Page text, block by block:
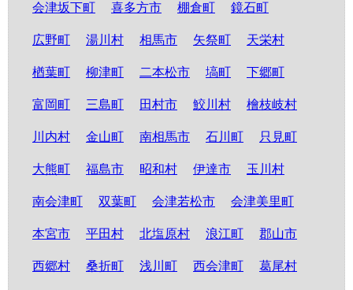
会津坂下町 喜多方市 棚倉町 鏡石町
広野町 湯川村 相馬市 矢祭町 天栄村
楢葉町 柳津町 二本松市 塙町 下郷町
富岡町 三島町 田村市 鮫川村 檜枝岐村
川内村 金山町 南相馬市 石川町 只見町
大熊町 福島市 昭和村 伊達市 玉川村
南会津町 双葉町 会津若松市 会津美里町
本宮市 平田村 北塩原村 浪江町 郡山市
西郷村 桑折町 浅川町 西会津町 葛尾村